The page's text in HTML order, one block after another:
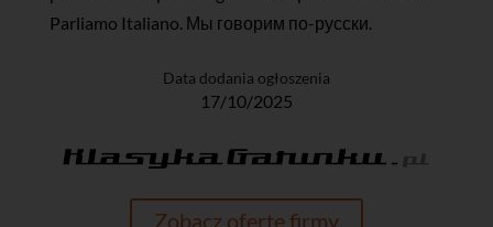
Parliamo Italiano. Мы говорим по-русски.
Data dodania ogłoszenia
17/10/2025
Zobacz ofertę firmy